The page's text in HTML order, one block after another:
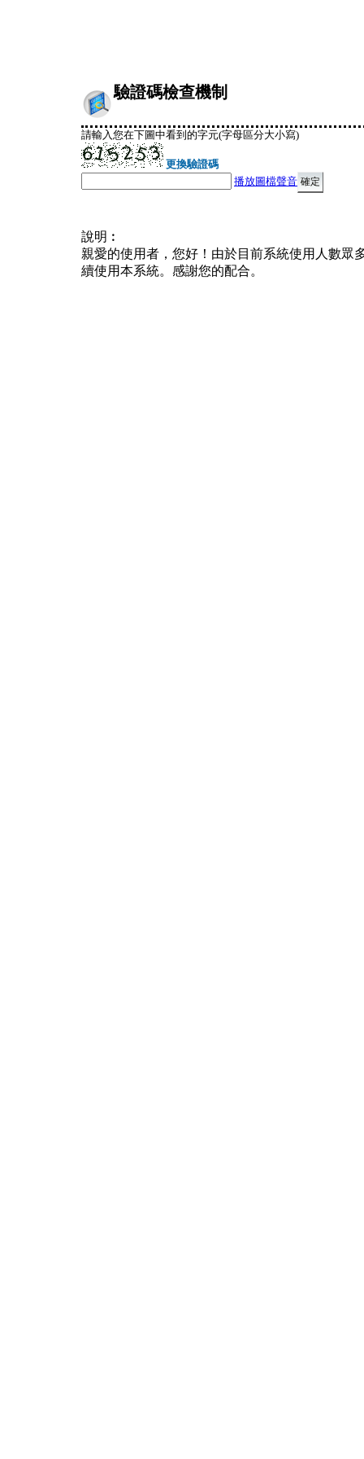
驗證碼檢查機制
請輸入您在下圖中看到的字元(字母區分大小寫)
更換驗證碼
播放圖檔聲音
說明︰
親愛的使用者，您好！由於目前系統使用人數眾
續使用本系統。感謝您的配合。